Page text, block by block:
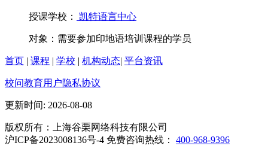
授课学校： 凯特语言中心
对象： 需要参加印地语培训课程的学员
首页 | 课程 | 学校 | 机构动态| 平台资讯
校问教育用户隐私协议
更新时间: 2026-08-08
版权所有：上海谷栗网络科技有限公司
沪ICP备2023008136号-4 免费咨询热线： 400-968-9396